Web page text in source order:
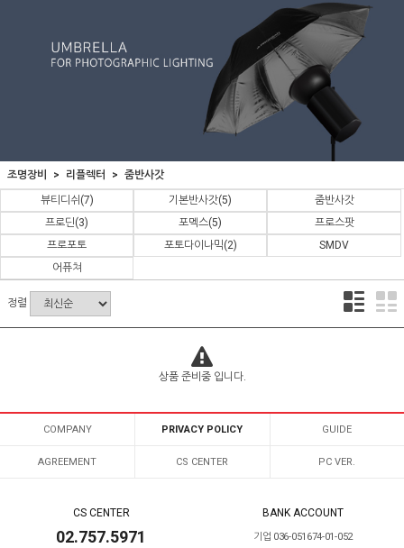
조명장비 리플렉터
줌반사갓
뷰티디쉬 (7) 기본반사갓(5)
줌반사갓
프로딘(3) 포멕스(5)
프로스팟
프로포토
포토다이나믹(2)
SMDV
어퓨쳐
정렬
상품 준비중 입니다.
COMPANY PRIVACY POLICY GUIDE
AGREEMENT CS CENTER PC VER.
CS CENTER
02.757.5971
BANK ACCOUNT
기업 036-051674-01-052